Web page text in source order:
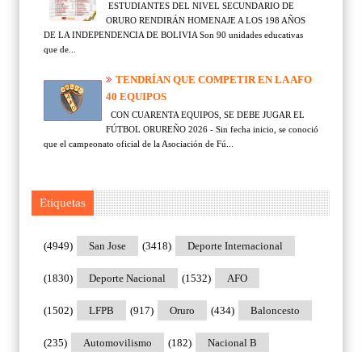
ESTUDIANTES DEL NIVEL SECUNDARIO DE
ORURO RENDIRÁN HOMENAJE A LOS 198 AÑOS
DE LA INDEPENDENCIA DE BOLIVIA Son 90 unidades educativas
que de...
TENDRÍAN QUE COMPETIR EN LA AFO
40 EQUIPOS
CON CUARENTA EQUIPOS, SE DEBE JUGAR EL
FÚTBOL ORUREÑO 2026 - Sin fecha inicio, se conoció
que el campeonato oficial de la Asociación de Fú...
Etiquetas
San Jose
(4949) Deporte Internacional
(3418)
Deporte Nacional
(1830) AFO
(1532)
LFPB
(1502) Oruro
(917) Baloncesto
(434)
Automovilismo
(235) Nacional B
(182)